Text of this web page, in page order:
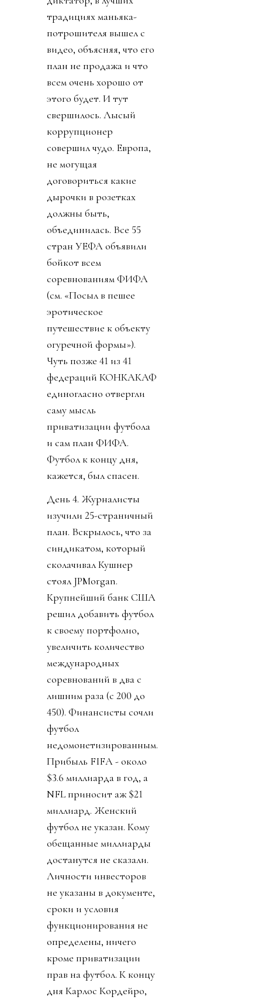
традициях маньяка-
потрошителя вышел с
видео, объясняя, что его
план не продажа и что
всем очень хорошо от
этого будет. И тут
свершилось. Лысый
коррупционер
совершил чудо. Европа,
не могущая
договориться какие
дырочки в розетках
должны быть,
объединилась. Все 55
стран УЕФА объявили
бойкот всем
соревнованиям ФИФА
(см. «Посыл в пешее
эротическое
путешествие к объекту
огуречной формы»).
Чуть позже 41 из 41
федераций КОНКАКАФ
единогласно отвергли
саму мысль
приватизации футбола
и сам план ФИФА.
Футбол к концу дня,
кажется, был спасен.
День 4. Журналисты
изучили 25-страничный
план. Вскрылось, что за
синдикатом, который
сколачивал Кушнер
стоял JPMorgan.
Крупнейший банк США
решил добавить футбол
к своему портфолио,
увеличить количество
международных
соревнований в два с
лишним раза (с 200 до
450). Финансисты сочли
футбол
недомонетизированным.
Прибыль FIFA - около
$3.6 миллиарда в год, а
NFL приносит аж $21
миллиард. Женский
футбол не указан. Кому
обещанные миллиарды
достанутся не сказали.
Личности инвесторов
не указаны в документе,
сроки и условия
функционирования не
определены, ничего
кроме приватизации
прав на футбол. К концу
дня Карлос Кордейро,